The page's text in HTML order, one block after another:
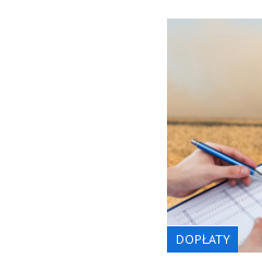
DOPŁATY